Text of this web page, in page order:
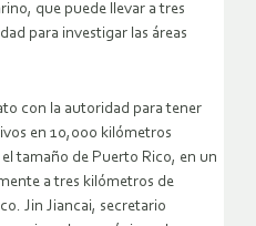
que puede llevar a tres
para investigar las áreas
con la autoridad para tener
en 10,000 kilómetros
tamaño de Puerto Rico, en un
a tres kilómetros de
Jin Jiancai, secretario